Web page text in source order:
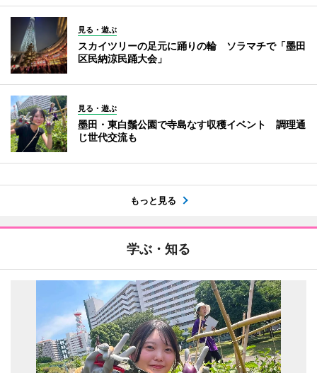
見る・遊ぶ
スカイツリーの足元に踊りの輪 ソラマチで「墨田
区民納涼民踊大会」
見る・遊ぶ
墨田・東白鬚公園で寺島なす収穫イベント 調理通
じ世代交流も
もっと見る
学ぶ・知る